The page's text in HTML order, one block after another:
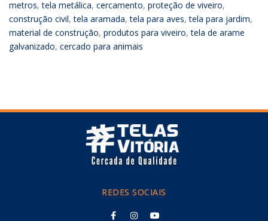
metros,tela metálica, cercamento, proteção de viveiro,
construção civil,tela aramada,tela para aves,tela para jardim,
material de construção, produtos para viveiro,tela de arame
galvanizado, cercado para animais
REDES SOCIAIS